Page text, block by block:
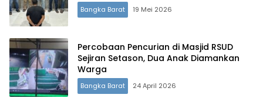
Terdepan Menyorot Fakta.
Bangka Barat 19 Mei 2026
Percobaan Pencurian di Masjid RSUD
Sejiran Setason, Dua Anak Diamankan
Warga
Bangka Barat 24 April 2026